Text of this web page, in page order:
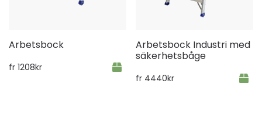
Arbetsbock
fr 1208kr
Arbetsbock Industri med
säkerhetsbåge
fr 4440kr